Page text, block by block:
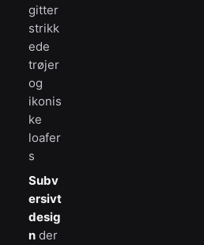
gitter
strikk
ede
trøjer
og
ikonis
ke
loafer
s
Subv
ersivt
desig
n der